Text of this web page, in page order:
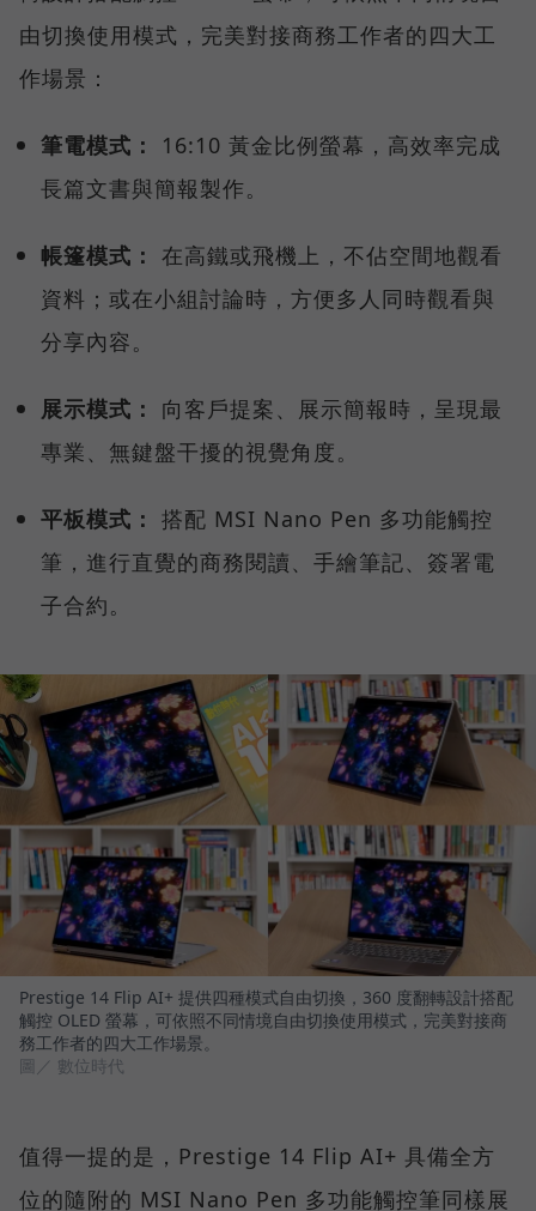
由切換使用模式，完美對接商務工作者的四大工
作場景：
筆電模式：
16:10 黃金比例螢幕，高效率完成
長篇文書與簡報製作。
帳篷模式： 在高鐵或飛機上，不佔空間地觀看
資料；或在小組討論時，方便多人同時觀看與
分享內容。
展示模式：
向客戶提案、展示簡報時，呈現最
專業、無鍵盤干擾的視覺角度。
平板模式： 搭配 MSI Nano Pen 多功能觸控
筆，進行直覺的商務閱讀、手繪筆記、簽署電
子合約。
Prestige 14 Flip AI+ 提供四種模式自由切換，360 度翻轉設計搭配
觸控 OLED 螢幕，可依照不同情境自由切換使用模式，完美對接商
務工作者的四大工作場景。
圖／ 數位時代
值得一提的是，Prestige 14 Flip AI+ 具備全方
位的隨附的 MSI Nano Pen 多功能觸控筆同樣展